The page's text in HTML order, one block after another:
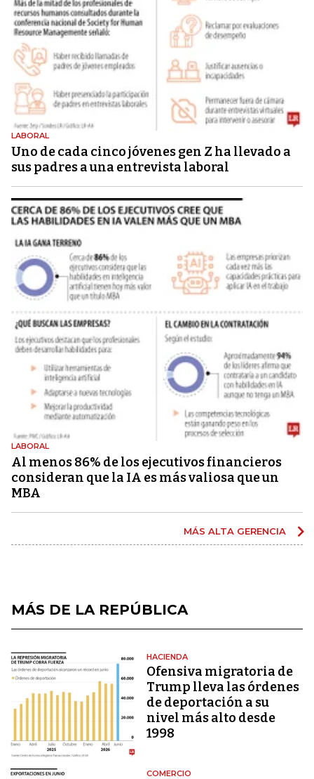
LABORAL
Uno de cada cinco jóvenes gen Z ha llevado a
sus padres a una entrevista laboral
LABORAL
Al menos 86% de los ejecutivos financieros
consideran que la IA es más valiosa que un
MBA
MÁS ALTA GERENCIA
MÁS DE LA REPÚBLICA
HACIENDA
Ofensiva migratoria de
Trump lleva las órdenes
de deportación a su
nivel más alto desde
1998
COMERCIO